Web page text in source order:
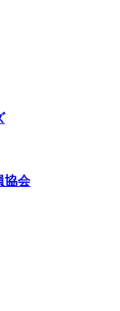
協会